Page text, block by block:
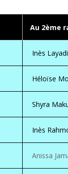
Au 2ème
Inès Layadi
Héloïse
Shyra
Inès
Anissa